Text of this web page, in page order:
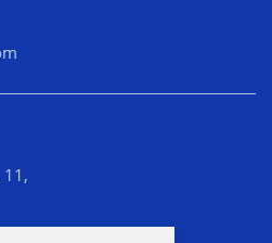
11,